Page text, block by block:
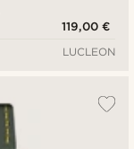
119,00 €
LUCLEON